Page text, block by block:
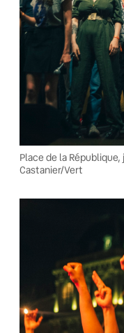
Place de la
Castanier/Vert